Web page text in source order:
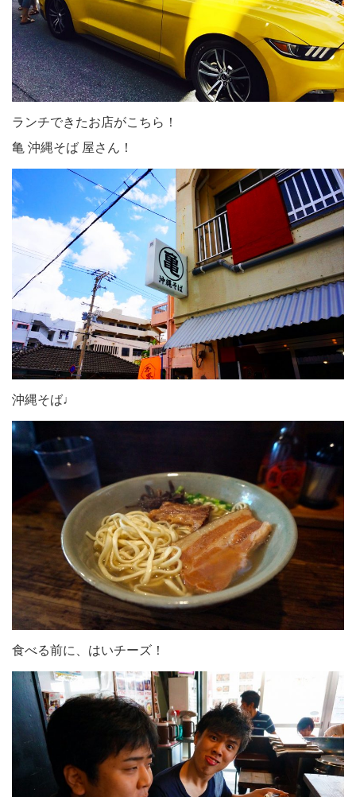
ランチできたお店がこちら！
亀 沖縄そば 屋さん！
沖縄そば♩
食べる前に、はいチーズ！